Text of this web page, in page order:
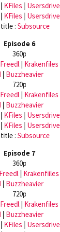
KFiles | Usersdrive
KFiles | Usersdrive
: Subsource
Episode 6
360p
Freedl| Krakenfiles
| Buzzheavier
720p
Freedl| Krakenfiles
| Buzzheavier
KFiles | Usersdrive
KFiles | Usersdrive
: Subsource
Episode 7
360p
Freedl | Krakenfiiles
| Buzzheavier
720p
Freedl| Krakenfiles
| Buzzheavier
KFiles | Usersdrive